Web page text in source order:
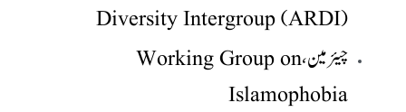
Diversity Intergroup (ARDI)
چیئرمین، Working Group on
Islamophobia